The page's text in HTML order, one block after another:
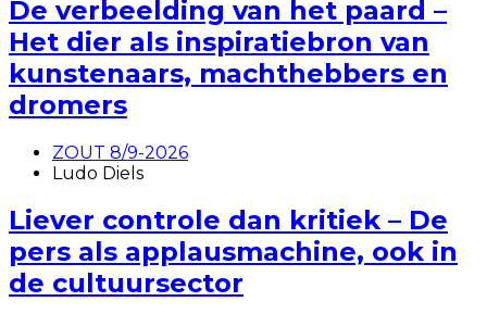
De verbeelding van het paard –
Het dier als inspiratiebron van
kunstenaars, machthebbers en
dromers
ZOUT 8/9-2026
Ludo Diels
Liever controle dan kritiek – De
pers als applausmachine, ook in
de cultuursector